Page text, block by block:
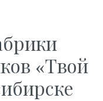
«Твой